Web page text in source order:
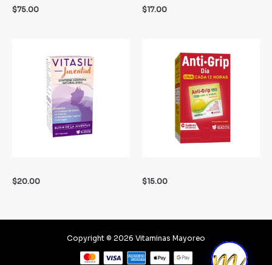
$75.00 $17.00
$20.00 $15.00
Copyright © 2026 Vitaminas Mayoreo